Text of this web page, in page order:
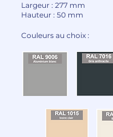
Largeur : 277 mm
Hauteur : 50 mm​
Couleurs au choix :